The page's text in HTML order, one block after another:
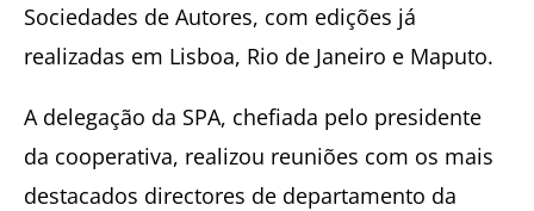
Sociedades de Autores, com edições já
realizadas em Lisboa, Rio de Janeiro e Maputo.
A delegação da SPA, chefiada pelo presidente
da cooperativa, realizou reuniões com os mais
destacados directores de departamento da